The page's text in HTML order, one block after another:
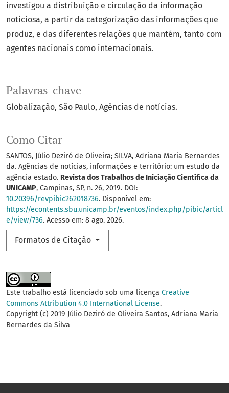
Palavras-chave
Globalização São Paulo Agências de notícias.
Como Citar
SANTOS, Júlio Deziró de Oliveira; SILVA, Adriana Maria Bernardes
da. Agências de notícias, informações e território: um estudo da
agência estado. Revista dos Trabalhos de Iniciação Científica da
UNICAMP, Campinas, SP, n. 26, 2019. DOI:
10.20396/revpibic262018736. Disponível em:
https://econtents.sbu.unicamp.br/eventos/index.php/pibic/articl
e/view/736. Acesso em: 8 ago. 2026.
Formatos de Citação
investigou a distribuição e circulação da informação
noticiosa, a partir da categorização das informações que
produz, e das diferentes relações que mantém, tanto com
agentes nacionais como internacionais.
Este trabalho está licenciado sob uma licença Creative
Commons Attribution 4.0 International License.
Copyright (c) 2019 Júlio Deziró de Oliveira Santos, Adriana Maria
Bernardes da Silva